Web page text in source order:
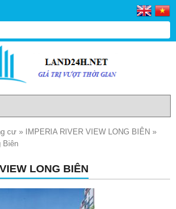
cư » IMPERIA RIVER VIEW LONG BIÊN »
Biên
LONG BIÊN